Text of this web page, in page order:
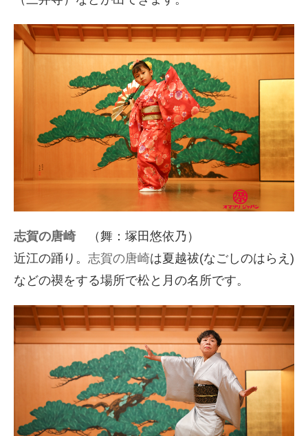
志賀の唐崎（舞：塚田悠依乃）
近江の踊り。 志賀の唐崎は夏越祓(なごしのはらえ)
などの禊をする場所で松と月の名所です。